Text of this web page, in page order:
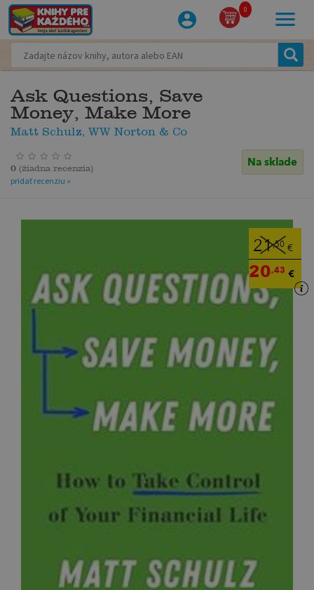
0
Ask Questions, Save
Money, Make More
Matt Schulz, WW Norton & Co
Na sklade
0 (žiadna recenzia)
pridať recenziu »
21,50 €
20,43 €